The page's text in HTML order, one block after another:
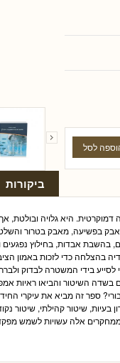
ביקורות
היא גלויה ובולטת,
בפשיעה, מאבק בטרור
בהשבת אבדות, בחילוץ נפגעים
בהצלחה כדי לזכות באמון
בידי המשטרה לבדוק
בשדה השיטור והביאו ראיות
ספר זה מביא את עיקרי
בעיות, שיטור קהילתי, שיטור
אלה עשויות לשמש